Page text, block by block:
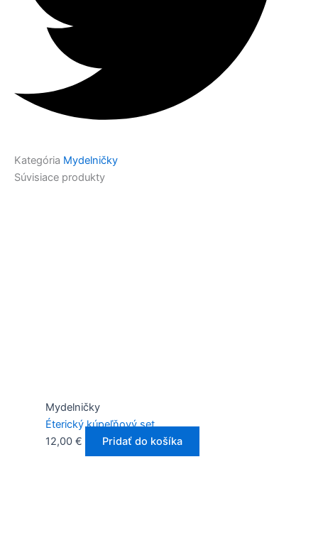
Kategória Mydelničky
Súvisiace produkty
Mydelničky
Éterický kúpeľňový set
12,00 € Pridať do košíka